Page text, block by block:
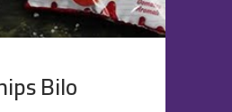
Bilo